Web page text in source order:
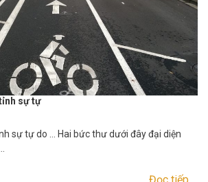
sự tự
sự tự do … Hai bức thư dưới đây đại diện